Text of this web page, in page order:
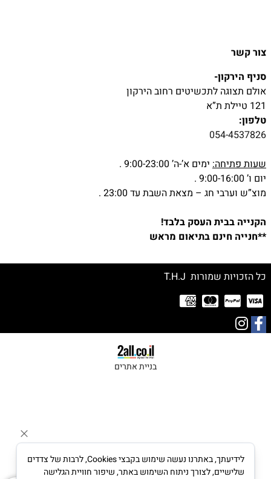
צור קשר
סניף הירקון-
אולם תצוגה לתכשיטים רחוב הירקון
121 טיילת ת”א
טלפון:
054-4537826
שעות פתיחה: ימים א’-ה’ 9:00-23:00 .
יום ו’ 9:00-16:00 .
מוצ”ש וערבי חג – מצאת השבת עד 23:00 .
הקנייה בבית העסק בלבד!
**חנייה חינם בתיאום מראש
כל הזכויות שמורות T.H.J
בניית אתרים
לידיעתך, באתרנו נעשה שימוש בקבצי Cookies, לרבות של צדדים
שלישיים, לצורך ניתוח השימוש באתר, שיפור חוויית הגלישה